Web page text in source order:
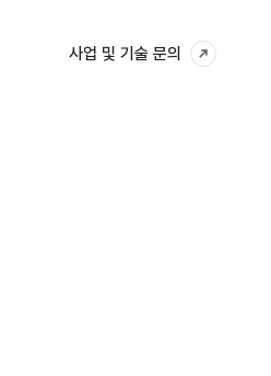
사업 및 기술 문의